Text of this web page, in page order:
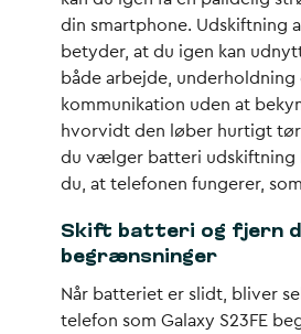
din smartphone. Udskiftning
betyder, at du igen kan
både arbejde, underholdning
kommunikation uden at
hvorvidt den løber hurtigt
du vælger batteri udskiftning
du, at telefonen fungerer,
Skift batteri og fjern
begrænsninger
Når batteriet er slidt, bliver
telefon som Galaxy S23FE